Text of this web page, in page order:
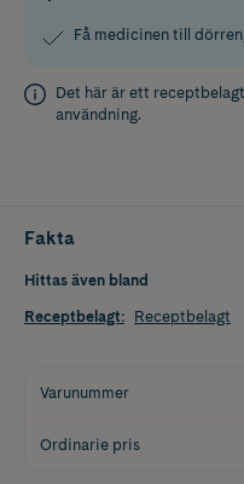
Få medicinen till
Det här är ett
användning.
Fakta
Hittas även bland
Receptbelagt: Receptbelagt
Varunummer
Ordinarie pris